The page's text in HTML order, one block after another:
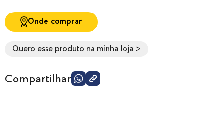
Onde comprar
Quero esse produto na minha loja >
Compartilhar